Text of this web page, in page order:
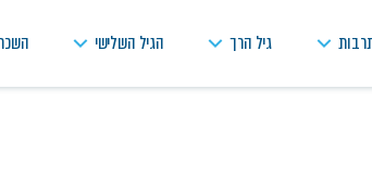
גיל הרך הגיל השלישי